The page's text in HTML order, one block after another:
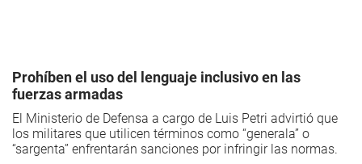
Prohíben el uso del lenguaje inclusivo en las
fuerzas armadas
El Ministerio de Defensa a cargo de Luis Petri advirtió que
los militares que utilicen términos como “generala” o
“sargenta” enfrentarán sanciones por infringir las normas.